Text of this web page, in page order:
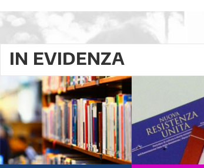
IN EVIDENZA